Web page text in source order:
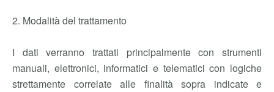
2. Modalità del trattamento
I dati verranno trattati principalmente con strumenti
manuali, elettronici, informatici e telematici con logiche
strettamente correlate alle finalità sopra indicate e